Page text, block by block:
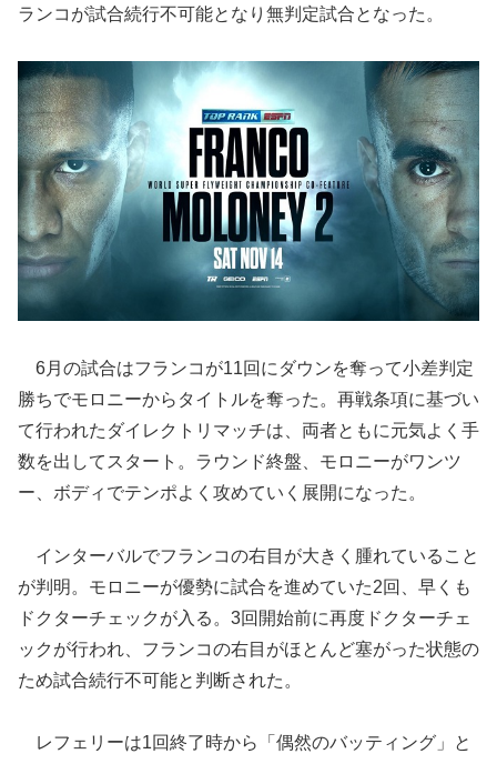
ランコが試合続行不可能となり無判定試合となった。
6月の試合はフランコが11回にダウンを奪って小差判定
勝ちでモロニーからタイトルを奪った。再戦条項に基づい
て行われたダイレクトリマッチは、両者ともに元気よく手
数を出してスタート。ラウンド終盤、モロニーがワンツ
ー、ボディでテンポよく攻めていく展開になった。
インターバルでフランコの右目が大きく腫れていること
が判明。モロニーが優勢に試合を進めていた2回、早くも
ドクターチェックが入る。3回開始前に再度ドクターチェ
ックが行われ、フランコの右目がほとんど塞がった状態の
ため試合続行不可能と判断された。
レフェリーは1回終了時から「偶然のバッティング」と